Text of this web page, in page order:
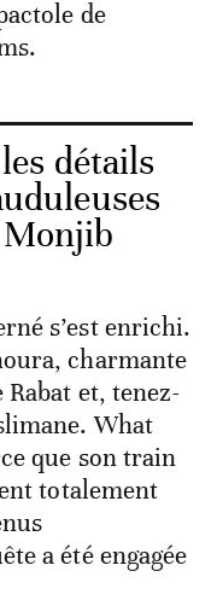
de
détails
s’est enrichi.
charmante
et, tenez-
What
que son train
totalement
a été engagée